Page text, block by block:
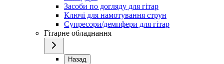
Засоби по догляду для гітар
Ключі для намотування струн
Супресори/демпфери для гітар
Гітарне обладнання
Назад